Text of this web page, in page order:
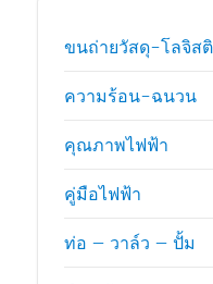
ขนถ่ายวัสดุ-โลจิส
ความร้อน-ฉนวน
คุณภาพไฟฟ้า
คู่มือไฟฟ้า
ท่อ – วาล์ว – ปั้ม